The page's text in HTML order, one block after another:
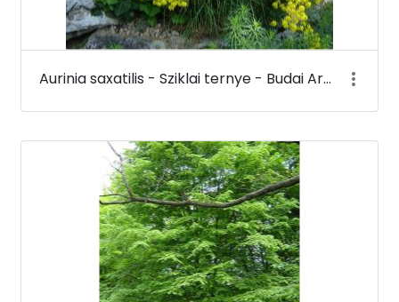
Aurinia saxatilis - Sziklai ternye - Budai Arborétum